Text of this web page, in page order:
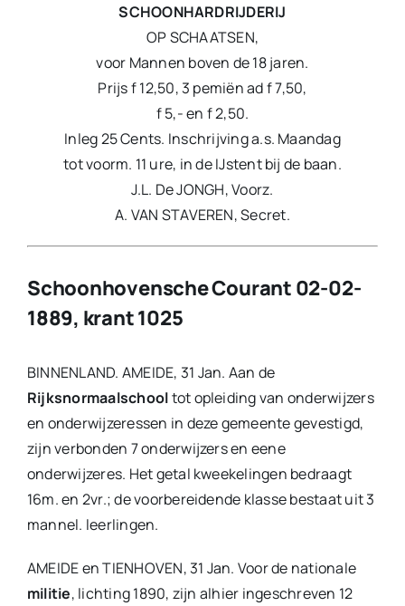
SCHOONHARDRIJDERIJ
OP SCHAATSEN,
voor Mannen boven de 18 jaren.
Prijs f 12,50, 3 pemiën ad f 7,50,
f 5,- en f 2,50.
Inleg 25 Cents. Inschrijving a.s. Maandag
tot voorm. 11 ure, in de IJstent bij de baan.
J.L. De JONGH, Voorz.
A. VAN STAVEREN, Secret.
Schoonhovensche Courant 02-02-
1889, krant 1025
BINNENLAND. AMEIDE, 31 Jan. Aan de
Rijksnormaalschooltot opleiding van onderwijzers
en onderwijzeressen in deze gemeente gevestigd,
zijn verbonden 7 onderwijzers en eene
onderwijzeres. Het getal kweekelingen bedraagt
16m. en 2vr.; de voorbereidende klasse bestaat uit 3
mannel. leerlingen.
AMEIDE en TIENHOVEN, 31 Jan. Voor de nationale
militie, lichting 1890, zijn alhier ingeschreven 12